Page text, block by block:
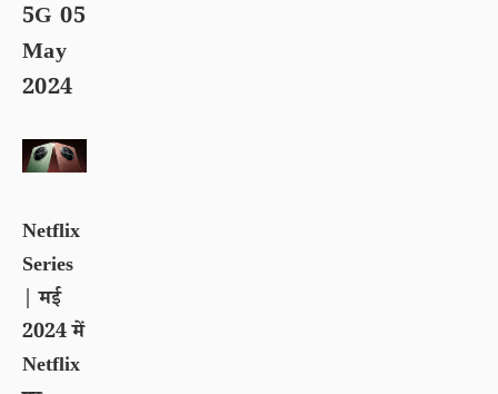
5G 05
May
2024
Netflix
Series
| मई
2024 में
Netflix